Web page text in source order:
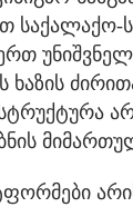
საქალაქო-
ხაზის
არის